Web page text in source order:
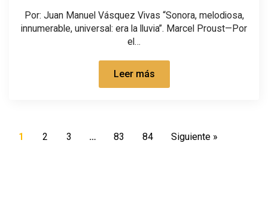
Por: Juan Manuel Vásquez Vivas “Sonora, melodiosa,
innumerable, universal: era la lluvia”. Marcel Proust—Por
el…
Leer más
1 2 3 … 83 84 Siguiente »